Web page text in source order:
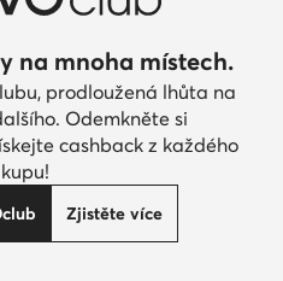
na mnoha místech.
prodloužená lhůta na
Odemkněte si
cashback z každého
Zjistěte více